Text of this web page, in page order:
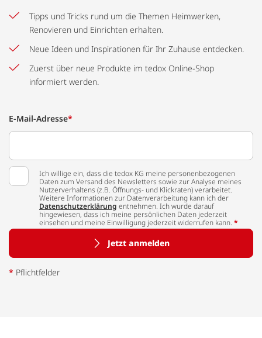
Tipps und Tricks rund um die Themen Heimwerken,
Renovieren und Einrichten erhalten.
Neue Ideen und Inspirationen für Ihr Zuhause entdecken.
Zuerst über neue Produkte im tedox Online-Shop
informiert werden.
E-Mail-Adresse*
Ich willige ein, dass die tedox KG meine personenbezogenen
Daten zum Versand des Newsletters sowie zur Analyse meines
Nutzerverhaltens (z.B. Öffnungs- und Klickraten) verarbeitet.
Weitere Informationen zur Datenverarbeitung kann ich der
Datenschutzerklärung entnehmen. Ich wurde darauf
hingewiesen, dass ich meine persönlichen Daten jederzeit
einsehen und meine Einwilligung jederzeit widerrufen kann. *
Jetzt anmelden
* Pflichtfelder